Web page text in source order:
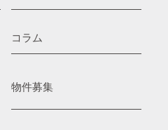
コラム
物件募集